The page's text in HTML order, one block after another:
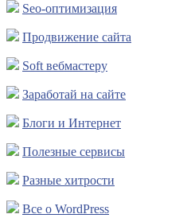
Seo-оптимизация
Продвижение сайта
Soft вебмастеру
Заработай на сайте
Блоги и Интернет
Полезные сервисы
Разные хитрости
Все о WordPress